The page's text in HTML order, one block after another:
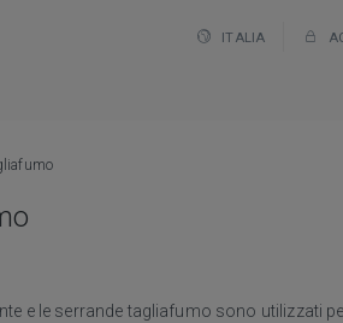
ITALIA
e le serrande tagliafumo sono utilizzati